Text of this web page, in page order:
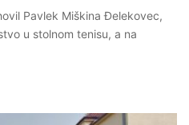
Pavlek Miškina Đelekovec,
u stolnom tenisu, a na